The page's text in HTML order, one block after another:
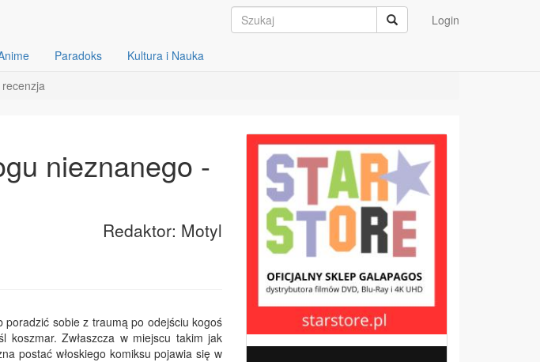
Login
Paradoks
Kultura i Nauka
nieznanego -
Redaktor: Motyl
sobie z traumą po odejściu kogoś
koszmar. Zwłaszcza w miejscu takim jak
postać włoskiego komiksu pojawia się w